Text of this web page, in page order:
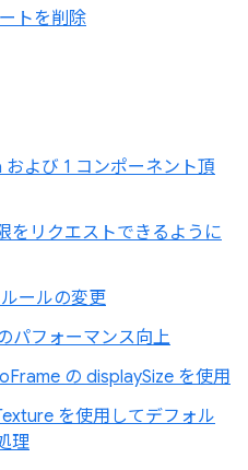
トを削除
よび 1 コンポーネント頂
をリクエストできるように
ールの変更
パフォーマンス向上
の displaySize を使用
を使用してデフォル
理